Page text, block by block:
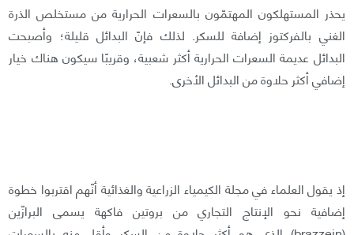
يحذر المستهلكون المهتمّون بالسعرات الحرارية من مستخلص الذرة
الغني بالفركتوز إضافة للسكر. لذلك فإنّ البدائل قليلة؛ وأصبحت
البدائل عديمة السعرات الحرارية أكثر شعبية، وقريبًا سيكون هناك خيار
إضافي أكثر حلاوة من البدائل الأخرى.
إذ يقول العلماء في مجلة الكيمياء الزراعية والغذائية أنّهم اقتربوا خطوة
إضافية نحو الإنتاج التجاري من بروتين فاكهة يسمى البرازّين